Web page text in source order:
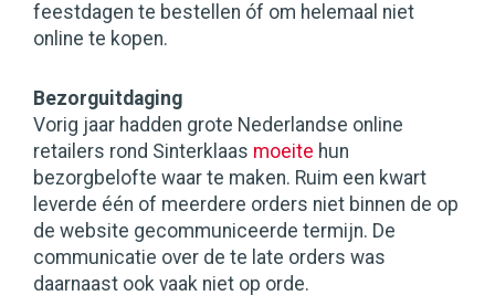
feestdagen te bestellen óf om helemaal niet
online te kopen.
Bezorguitdaging
Vorig jaar hadden grote Nederlandse online
retailers rond Sinterklaas moeite hun
bezorgbelofte waar te maken. Ruim een kwart
leverde één of meerdere orders niet binnen de op
de website gecommuniceerde termijn. De
communicatie over de te late orders was
daarnaast ook vaak niet op orde.